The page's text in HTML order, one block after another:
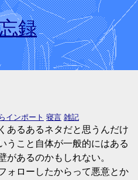
録
インポート 寝言 雑記
あるあるネタだと思うんだけ
うこと自体が一般的にはある
があるのかもしれない。
ォローしたからって悪意とか